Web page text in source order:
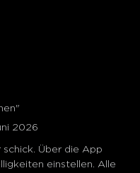
2026
Über die App
einstellen. Alle